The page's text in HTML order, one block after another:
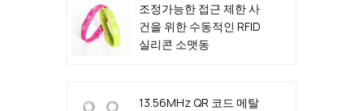
조정가능한 접근 제한 사
건을 위한 수동적인 RFID
실리콘 소맷동
13.56MHz QR 코드 메탈